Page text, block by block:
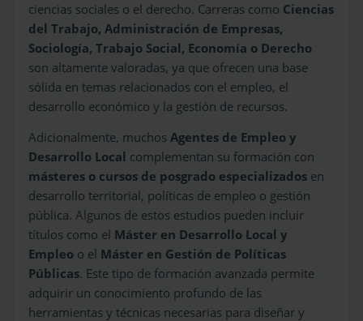
ciencias sociales o el derecho. Carreras como Ciencias
del Trabajo, Administración de Empresas,
Sociología, Trabajo Social, Economía o Derecho
son altamente valoradas, ya que ofrecen una base
sólida en temas relacionados con el empleo, el
desarrollo económico y la gestión de recursos.
Adicionalmente, muchos Agentes de Empleo y
Desarrollo Local complementan su formación con
másteres o cursos de posgrado especializados en
desarrollo territorial, políticas de empleo o gestión
pública. Algunos de estos estudios pueden incluir
títulos como el Máster en Desarrollo Local y
Empleo o el Máster en Gestión de Políticas
Públicas. Este tipo de formación avanzada permite
adquirir un conocimiento profundo de las
herramientas y técnicas necesarias para diseñar y